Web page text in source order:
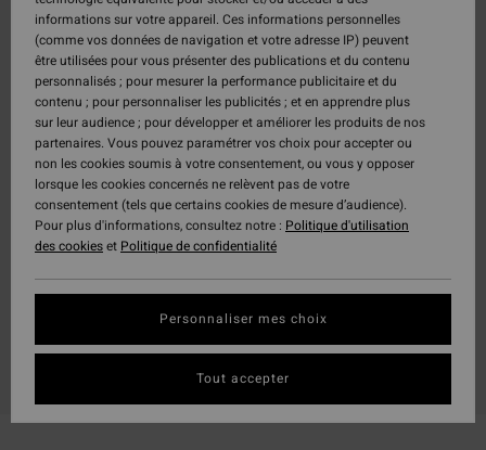
informations sur votre appareil. Ces informations personnelles
(comme vos données de navigation et votre adresse IP) peuvent
être utilisées pour vous présenter des publications et du contenu
personnalisés ; pour mesurer la performance publicitaire et du
contenu ; pour personnaliser les publicités ; et en apprendre plus
sur leur audience ; pour développer et améliorer les produits de nos
partenaires. Vous pouvez paramétrer vos choix pour accepter ou
non les cookies soumis à votre consentement, ou vous y opposer
lorsque les cookies concernés ne relèvent pas de votre
consentement (tels que certains cookies de mesure d’audience).
Pour plus d'informations, consultez notre : Politique d'utilisation
des cookieset Politique de confidentialité
Personnaliser mes choix
Tout accepter